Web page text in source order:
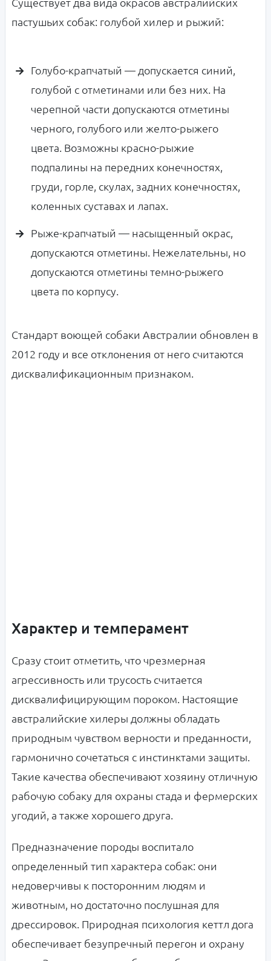
пастушьих собак: голубой хилер и рыжий:
Голубо-крапчатый — допускается синий,
голубой с отметинами или без них. На
черепной части допускаются отметины
черного, голубого или желто-рыжего
цвета. Возможны красно-рыжие
подпалины на передних конечностях,
груди, горле, скулах, задних конечностях,
коленных суставах и лапах.
Рыже-крапчатый — насыщенный окрас,
допускаются отметины. Нежелательны, но
допускаются отметины темно-рыжего
цвета по корпусу.
Стандарт воющей собаки Австралии обновлен в
2012 году и все отклонения от него считаются
дисквалификационным признаком.
Характер и темперамент
Сразу стоит отметить, что чрезмерная
агрессивность или трусость считается
дисквалифицирующим пороком. Настоящие
австралийские хилеры должны обладать
природным чувством верности и преданности,
гармонично сочетаться с инстинктами защиты.
Такие качества обеспечивают хозяину отличную
рабочую собаку для охраны стада и фермерских
угодий, а также хорошего друга.
Предназначение породы воспитало
определенный тип характера собак: они
недоверчивы к посторонним людям и
животным, но достаточно послушная для
дрессировок. Природная психология кеттл дога
обеспечивает безупречный перегон и охрану